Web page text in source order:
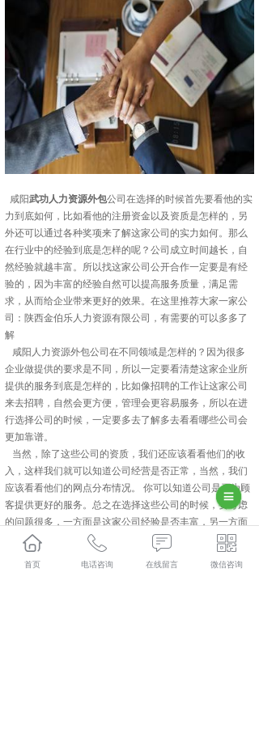
咸阳武功人力资源外包公司在选择的时候首先要看他的实
力到底如何，比如看他的注册资金以及资质是怎样的，另
外还可以通过各种奖项来了解这家公司的实力如何。那么
在行业中的经验到底是怎样的呢？公司成立时间越长，自
然经验就越丰富。所以找这家公司公开合作一定要是有经
验的，因为丰富的经验自然可以提高服务质量，满足需
求，从而给企业带来更好的效果。在这里推荐大家一家公
司：陕西金伯乐人力资源有限公司，有需要的可以多多了
解
咸阳人力资源外包公司在不同领域是怎样的？因为很多
企业做提供的要求是不同，所以一定要看清楚这家企业所
提供的服务到底是怎样的，比如像招聘的工作让这家公司
来去招聘，自然会更方便，管理会更容易服务，所以在进
行选择公司的时候，一定要多去了解多去看看哪些公司会
更加靠谱。
当然，除了这些公司的资质，我们还应该看看他们的收
入，这样我们就可以知道公司经营是否正常，当然，我们
应该看看他们的网点分布情况。 你可以知道公司是否为顾
客提供更好的服务。总之在选择这些公司的时候，要考虑
的问题很多，一方面是这家公司经验是否丰富，另一方面
还要看他的实际运作能力是如何的，因为很多工作是比较
首页 电话咨询 在线留言 微信咨询